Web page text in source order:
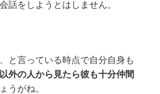
話をしようとはしません。
と言っている時点で自分自身も
外の人から見たら彼も十分仲間
うがね。